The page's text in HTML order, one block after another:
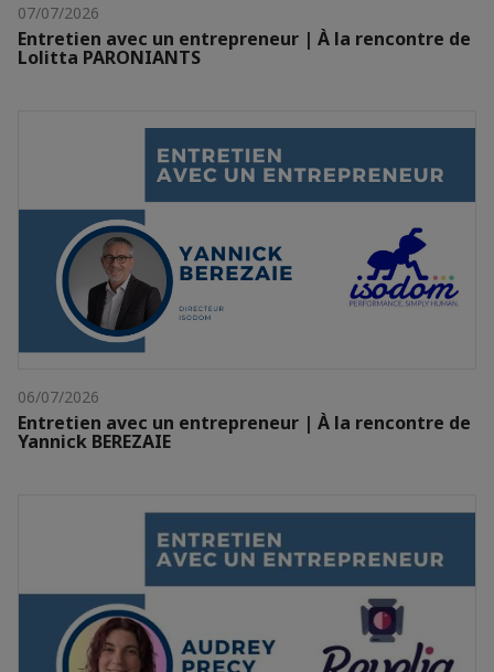
07/07/2026
Entretien avec un entrepreneur | À la rencontre de
Lolitta PARONIANTS
06/07/2026
Entretien avec un entrepreneur | À la rencontre de
Yannick BEREZAIE